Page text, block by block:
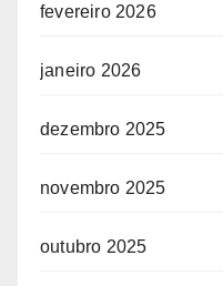
fevereiro 2026
janeiro 2026
dezembro 2025
novembro 2025
outubro 2025